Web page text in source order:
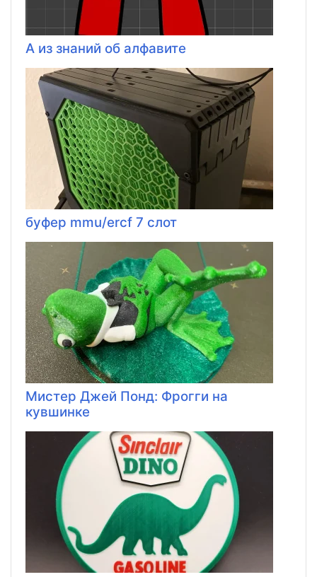
А из знаний об алфавите
буфер mmu/ercf 7 слот
Мистер Джей Понд: Фрогги на
кувшинке